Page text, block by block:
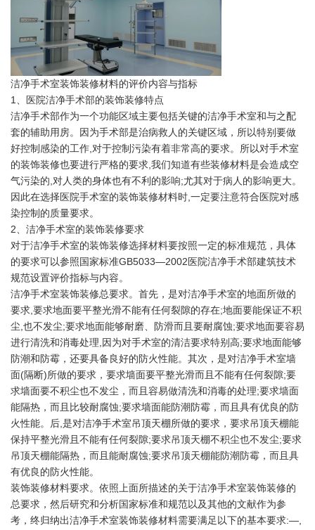
洁净手术室装饰装修材料的评价内容与指标
1、医院洁净手术部的装饰装修特点
洁净手术部作为一个功能区域主要包括关键的洁净手术室和与之配
套的辅助用房。因为手术部是治病救人的关键区域，所以特别要做
好控制感染的工作,对于控制污染有着非常高的要求。所以对手术室
的装饰装修也要进行严格的要求,我们知道有些装修材料是会造成空
气污染的,对人类的身体也有不利的影响;尤其对于病人的影响更大。
因此在选择医院手术室的装饰装修材料时,一定要注意符合医院对感
染控制的质量要求。
2、洁净手术室的装饰装修要求
对于洁净手术室的装饰装修选择材料要按照一定的标准规范，具体
的要求可以参照国家标准GB5033—2002医院洁净手术部建筑技术
规范设置评价指标与内容。
洁净手术室装饰装修总要求。首先，是对洁净手术室的地面所做的
要求,要求地面要平整光滑不能有任何裂隙的存在;地面要能保证不积
尘,也不发尘;要求地面能够耐磨、防滑而且要耐腐蚀;要求地面要容易
进行清洗和消毒处理,因为对手术室的清洁要求特别高;要求地面能够
防潮和防霉，还要具备良好的防火性能。其次，是对洁净手术室墙
面(隔断)所做的要求，要求墙面要平整光滑而且不能有任何裂隙;要
求墙面要不积尘也不发尘，而且容易做清洗和消毒的处理;要求墙面
能隔热，而且比较耐腐蚀;要求墙面能防潮防霉，而且具有优良的防
火性能。后,是对洁净手术室吊顶天棚所做的要求，要求吊顶天棚能
保持平整光滑且不能有任何裂隙;要求吊顶天棚不积尘也不发尘;要求
吊顶天棚能隔热，而且能耐腐蚀;要求吊顶天棚能防潮防霉，而且具
有优良的防火性能。
装饰装修材料要求。依照上面所描述的关于洁净手术室装饰装修的
总要求，然后研究和分析国家标准和规范以及其他的文献作为参
考，终归纳出洁净手术室装饰装修材料需要满足以下的基本要求:—,